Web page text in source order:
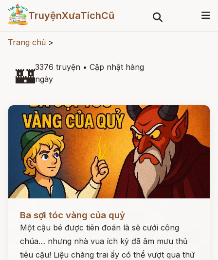
TruyệnXưaTíchCũ
Trang chủ >
🏰3376 truyện • Cập nhật hàng
ngày
Ba sợi tóc vàng của quỷ
Một cậu bé được tiên đoán là sẽ cưới công
chúa… nhưng nhà vua ích kỷ đã âm mưu thủ
tiêu cậu! Liệu chàng trai ấy có thể vượt qua thử